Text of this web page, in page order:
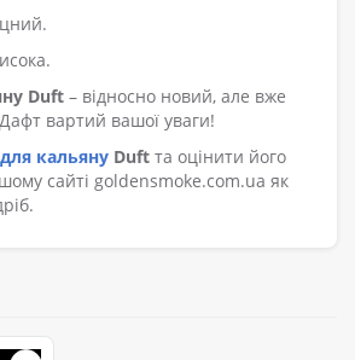
Duft – відносно новий, але вже
вартий вашої уваги!
кальяну Duft та оцінити його
сайті goldensmoke.com.ua як